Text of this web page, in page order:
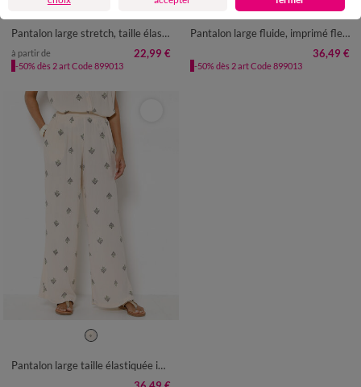
34/36 38/40
46/48
Pantalon large stretch, taille élastiquée
à partir de 22,99 €
-50% dès 2 art Code 899013
44
Pantalon large fluide, imprimé fleuri
36,49 €
-50% dès 2 art Code 899013
42
Pantalon large taille élastiquée imprimé minimaliste, crépon fluide